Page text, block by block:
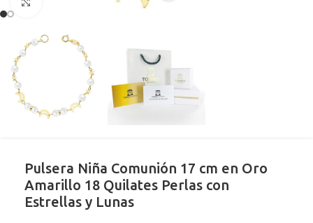
Pulsera Niña Comunión 17 cm en Oro
Amarillo 18 Quilates Perlas con
Estrellas y Lunas